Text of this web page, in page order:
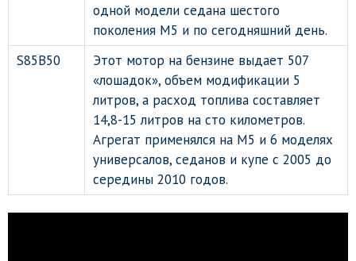
одной модели седана шестого
поколения М5 и по сегодняшний день.
S85B50
Этот мотор на бензине выдает 507
«лошадок», объем модификации 5
литров, а расход топлива составляет
14,8-15 литров на сто километров.
Агрегат применялся на М5 и 6 моделях
универсалов, седанов и купе с 2005 до
середины 2010 годов.